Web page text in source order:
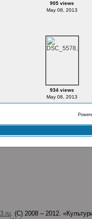
905 views
May 08, 2013
934 views
May 08, 2013
. (C) 2008 – 2012.